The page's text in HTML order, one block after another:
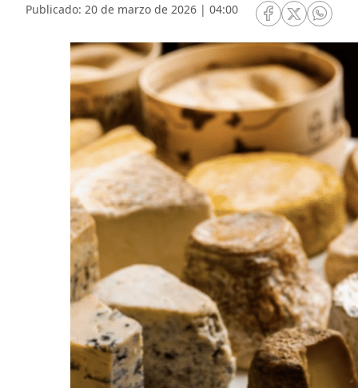
Publicado: 20 de marzo de 2026 | 04:00
RRSS Facebook
RRSSRRSS